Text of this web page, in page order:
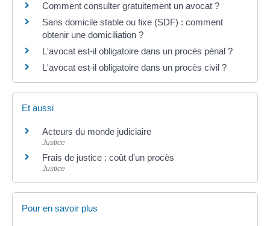
Comment consulter gratuitement un avocat ?
Sans domicile stable ou fixe (SDF) : comment
obtenir une domiciliation ?
L'avocat est-il obligatoire dans un procès pénal ?
L'avocat est-il obligatoire dans un procès civil ?
Et aussi
Acteurs du monde judiciaire
Justice
Frais de justice : coût d'un procès
Justice
Pour en savoir plus